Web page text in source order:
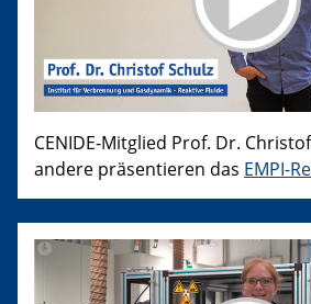
CENIDE-Mitglied Prof. Dr.
andere präsentieren das EMPI-